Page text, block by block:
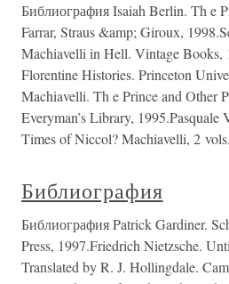
Библиография Isaiah Berlin. Th e
Farrar, Straus &amp; Giroux,
Machiavelli in Hell. Vintage Books,
Florentine Histories. Princeton
Machiavelli. Th e Prince and Other
Everyman’s Library,
Times of Niccol? Machiavelli, 2
Библиография
Библиография Patrick Gardiner.
Press, 1997.Friedrich Nietzsche.
Translated by R. J. Hollingdale.